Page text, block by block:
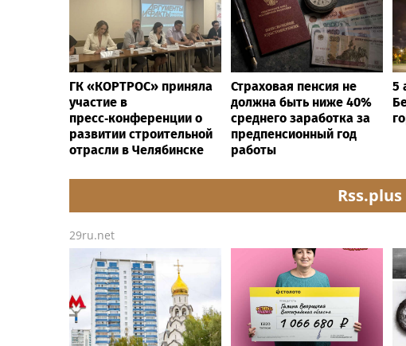
ГК «КОРТРОС» приняла
участие в
пресс‑конференции о
развитии строительной
отрасли в Челябинске
Страховая пенсия не
должна быть ниже 40%
среднего заработка за
предпенсионный год
работы
5
Rss.plus
29ru.net